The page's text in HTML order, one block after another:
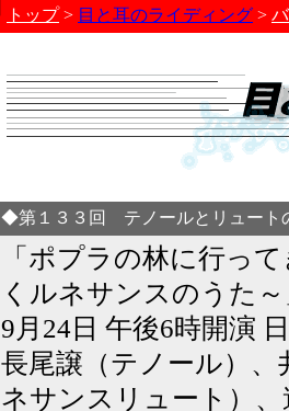
トップ > 目と耳のライディング >
◆第１３３回 テノールとリュート
「ポプラの林に行っ
くルネサンスのうた
9月24日 午後6時開演
長尾譲（テノール）
ネサンスリュート）